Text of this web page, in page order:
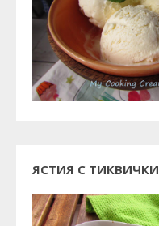
ЯСТИЯ С ТИКВИЧКИ